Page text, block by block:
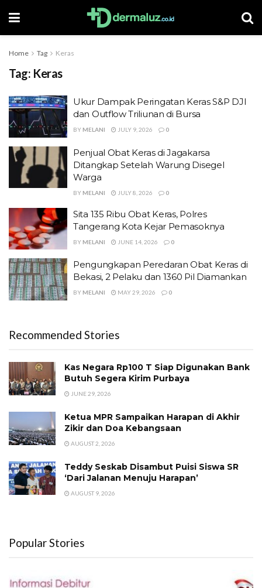
Home Tag Keras
Tag: Keras
Ukur Dampak Peringatan Keras S&P DJI
dan Outflow Triliunan di Bursa
BY MELANI JULY 9, 2026 0
Penjual Obat Keras di Jagakarsa
Ditangkap Setelah Warung Disegel
Warga
BY MELANI JULY 8, 2026 0
Sita 135 Ribu Obat Keras, Polres
Tangerang Kota Kejar Pemasoknya
BY MELANI JUNE 14, 2026 0
Pengungkapan Peredaran Obat Keras di
Bekasi, 2 Pelaku dan 1360 Pil Diamankan
BY MELANI MAY 29, 2026 0
Recommended Stories
Kas Negara Rp100 T Siap Digunakan Bank
Butuh Segera Kirim Purbaya
JUNE 29, 2026
Ketua MPR Sampaikan Harapan di Akhir
Zikir dan Doa Kebangsaan
AUGUST 2, 2026
Teddy Seskab Disambut Puisi Siswa SR
‘Dari Jalanan Menuju Harapan’
AUGUST 9, 2026
Popular Stories